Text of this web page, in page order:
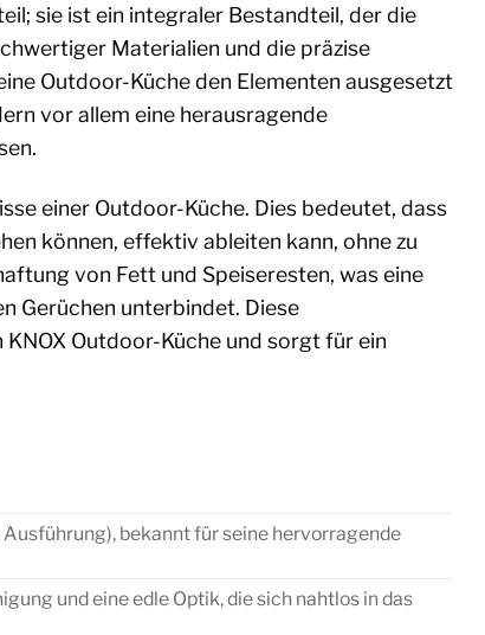
sie ist ein integraler Bestandteil, der die
Materialien und die präzise
Outdoor-Küche den Elementen ausgesetzt
vor allem eine herausragende
einer Outdoor-Küche. Dies bedeutet, dass
können, effektiv ableiten kann, ohne zu
von Fett und Speiseresten, was eine
Gerüchen unterbindet. Diese
Outdoor-Küche und sorgt für ein
bekannt für seine hervorragende
und eine edle Optik, die sich nahtlos in das